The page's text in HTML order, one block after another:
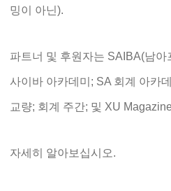
밍이 아닌).
파트너 및 후원자는 SAIBA(남
사이바 아카데미; SA 회계 아카
교량; 회계 주간; 및 XU
자세히 알아보십시오.